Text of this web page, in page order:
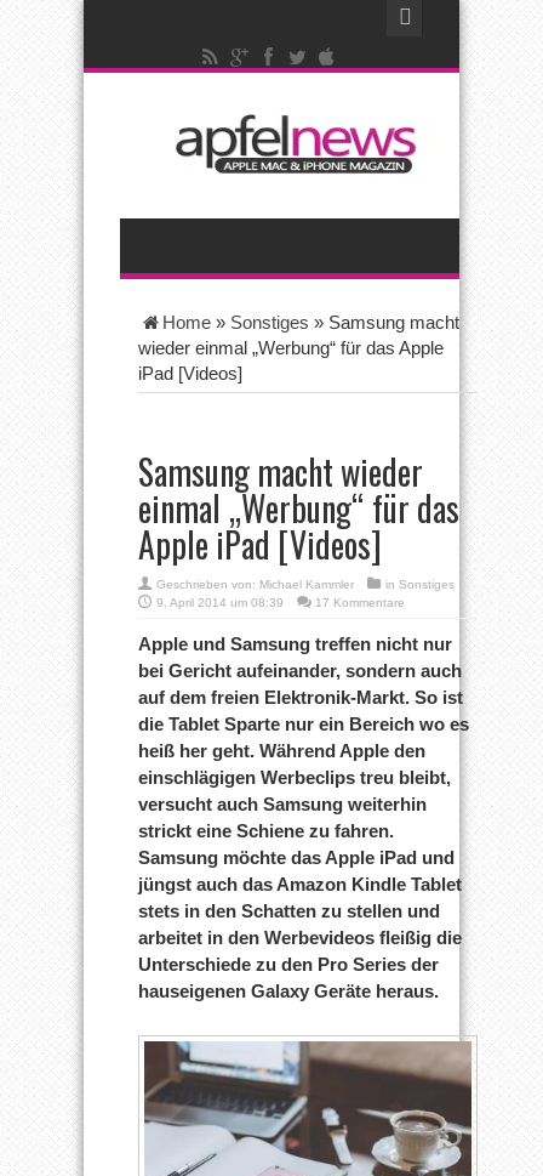
Home » Sonstiges » Samsung macht
wieder einmal „Werbung“ für das Apple
iPad [Videos]
Samsung macht wieder
einmal „Werbung“ für das
Apple iPad [Videos]
Geschrieben von: Michael Kammler in Sonstiges
9. April 2014 um 08:39
17 Kommentare
Apple und Samsung treffen nicht nur
bei Gericht aufeinander, sondern auch
auf dem freien Elektronik-Markt. So ist
die Tablet Sparte nur ein Bereich wo es
heiß her geht. Während Apple den
einschlägigen Werbeclips treu bleibt,
versucht auch Samsung weiterhin
strickt eine Schiene zu fahren.
Samsung möchte das Apple iPad und
jüngst auch das Amazon Kindle Tablet
stets in den Schatten zu stellen und
arbeitet in den Werbevideos fleißig die
Unterschiede zu den Pro Series der
hauseigenen Galaxy Geräte heraus.